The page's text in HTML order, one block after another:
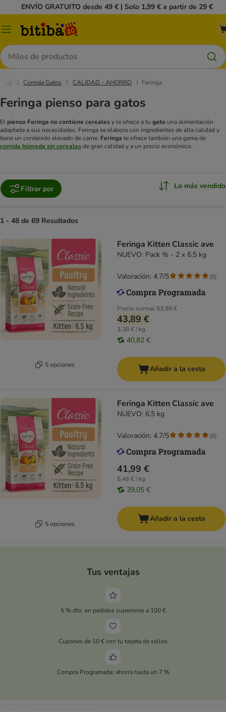
ENVÍO GRATUITO desde 49 € | Solo 1,99 € a partir de 29 €
Menú
Buscar
Comida Gatos CALIDAD - AHORRO Feringa
Feringa pienso para gatos
El pienso Feringa no contiene cerealesy le ofrece a tu gato una alimentación
adaptada a sus necesidades. Feringa se elabora con ingredientes de alta calidad y
tiene un contenido elevado de carne. Feringa te ofrece también una gama de
comida húmeda sin cerealesde gran calidad y a un precio económico.
Filtrar por Lo más vendido
1 - 48 de 69 Resultados
5 opciones
Feringa Kitten Classic ave
NUEVO: Pack % - 2 x 6,5 kg
Precio normal83,98 €
43,89 €
3,38 € / kg
40,82 €
Valoración: 4.7/5 (6)
Añadir a la cesta
5 opciones
Feringa Kitten Classic ave
NUEVO: 6,5 kg
41,99 €
6,46 € / kg
39,05 €
Valoración: 4.7/5 (6)
Añadir a la cesta
Tus ventajas
5 % dto. en pedidos superiores a 100 €
Cupones de 10 € con tu tarjeta de sellos
Compra Programada: ahorra hasta un 7 %